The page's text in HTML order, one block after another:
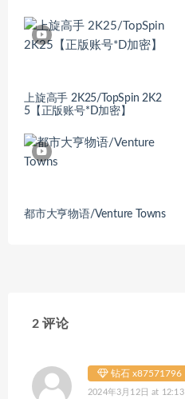
上旋高手 2K25/TopSpin 2K2
5【正版账号*D加密】
都市大亨物语/Venture Towns
2 评论
钻石 x87571796
2024年3月12日 at 12:13